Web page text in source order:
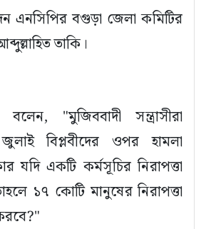
এনসিপির বগুড়া জেলা কমিটির
তাকি।
"মুজিববাদী সন্ত্রাসীরা
জুলাই বিপ্লবীদের ওপর হামলা
যদি একটি কর্মসূচির নিরাপত্তা
১৭ কোটি মানুষের নিরাপত্তা